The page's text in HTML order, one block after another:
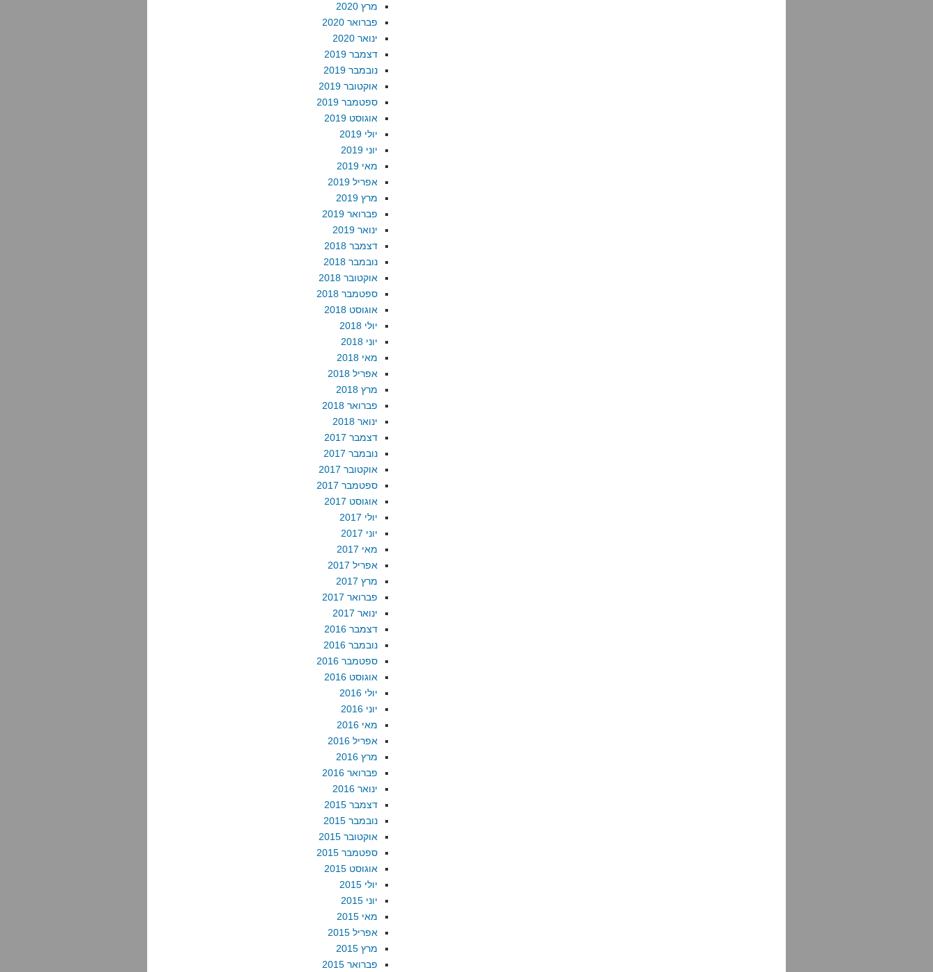
מרץ 2020
פברואר 2020
ינואר 2020
דצמבר 2019
נובמבר 2019
אוקטובר 2019
ספטמבר 2019
אוגוסט 2019
יולי 2019
יוני 2019
מאי 2019
אפריל 2019
מרץ 2019
פברואר 2019
ינואר 2019
דצמבר 2018
נובמבר 2018
אוקטובר 2018
ספטמבר 2018
אוגוסט 2018
יולי 2018
יוני 2018
מאי 2018
אפריל 2018
מרץ 2018
פברואר 2018
ינואר 2018
דצמבר 2017
נובמבר 2017
אוקטובר 2017
ספטמבר 2017
אוגוסט 2017
יולי 2017
יוני 2017
מאי 2017
אפריל 2017
מרץ 2017
פברואר 2017
ינואר 2017
דצמבר 2016
נובמבר 2016
ספטמבר 2016
אוגוסט 2016
יולי 2016
יוני 2016
מאי 2016
אפריל 2016
מרץ 2016
פברואר 2016
ינואר 2016
דצמבר 2015
נובמבר 2015
אוקטובר 2015
ספטמבר 2015
אוגוסט 2015
יולי 2015
יוני 2015
מאי 2015
אפריל 2015
מרץ 2015
פברואר 2015